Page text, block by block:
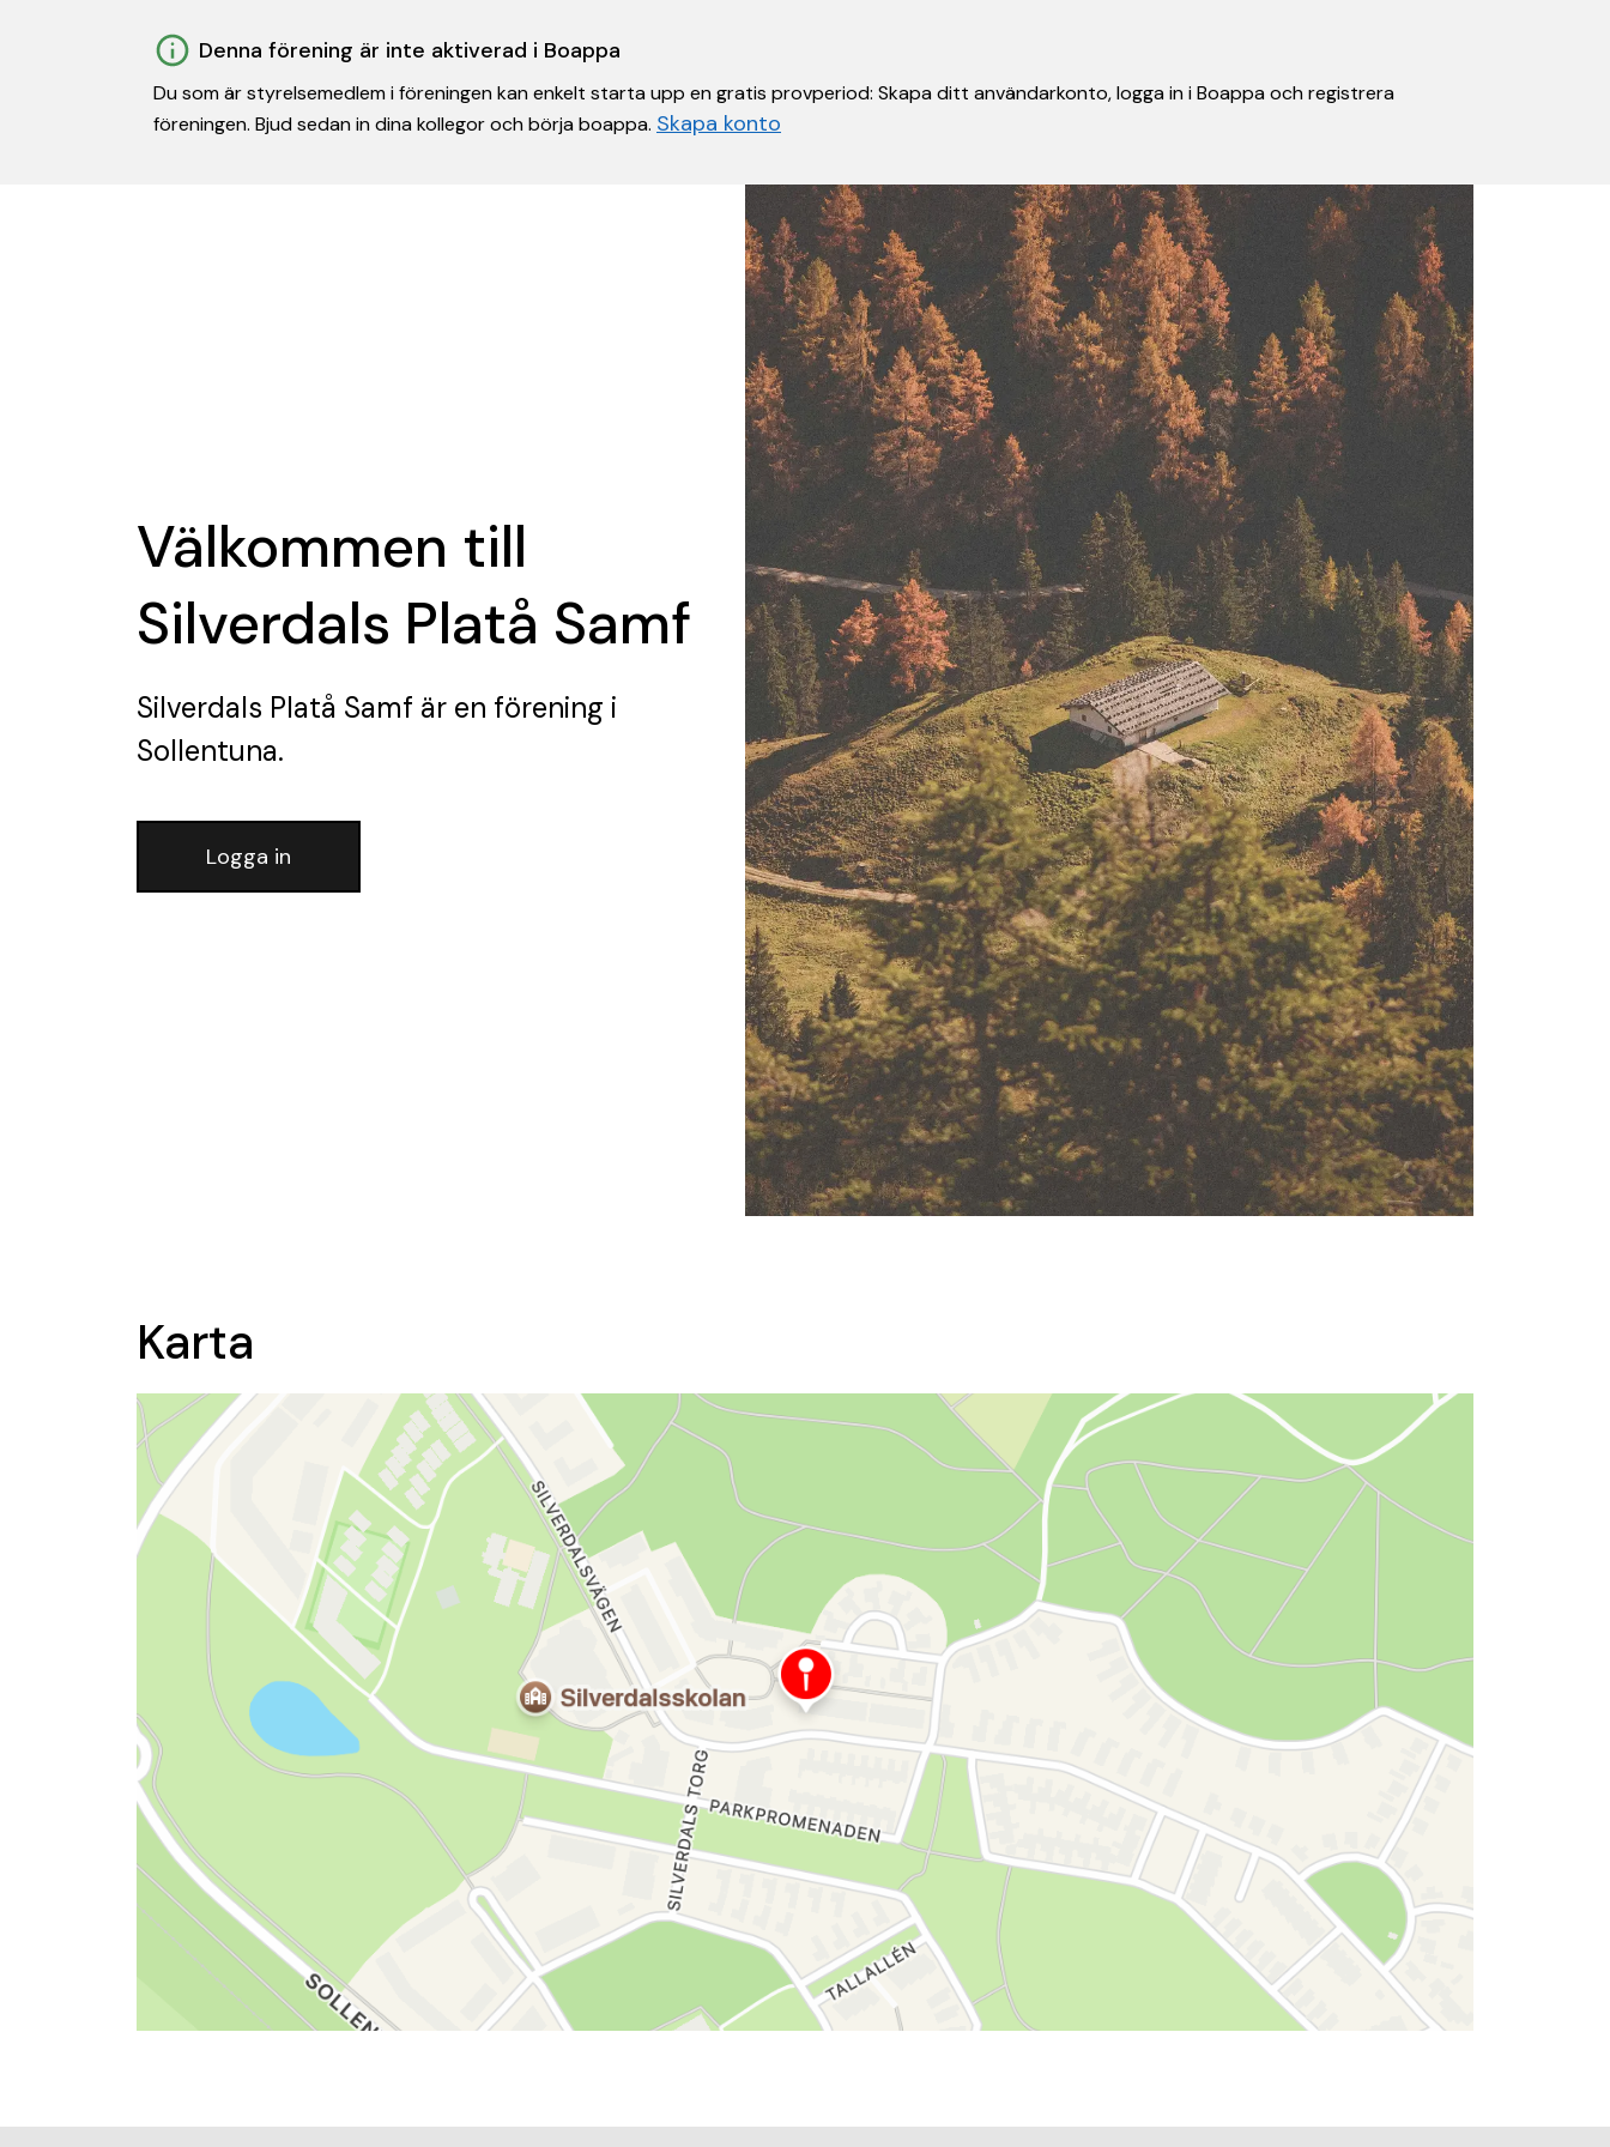
Denna förening är inte aktiverad i Boappa
Du som är styrelsemedlem i föreningen kan enkelt starta upp en gratis provperiod: Skapa ditt användarkonto, logga in i Boappa och registrera
föreningen. Bjud sedan in dina kollegor och börja boappa. Skapa konto
Välkommen till
Silverdals Platå Samf
Silverdals Platå Samf är en förening i
Sollentuna.
Logga in
Karta